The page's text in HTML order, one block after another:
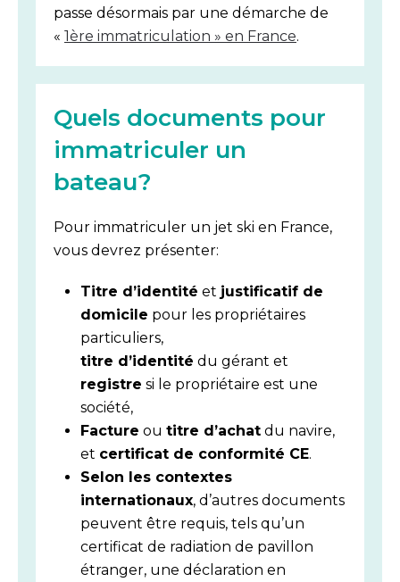
passe désormais par une démarche de
« 1ère immatriculation » en France.
Quels documents pour
immatriculer un
bateau?
Pour immatriculer un jet ski en France,
vous devrez présenter:
Titre d’identité et justificatif de
domicile pour les propriétaires
particuliers,
titre d’identité du gérant et
registre si le propriétaire est une
société,
Facture ou titre d’achat du navire,
et certificat de conformité CE.
Selon les contextes
internationaux, d’autres documents
peuvent être requis, tels qu’un
certificat de radiation de pavillon
étranger, une déclaration en